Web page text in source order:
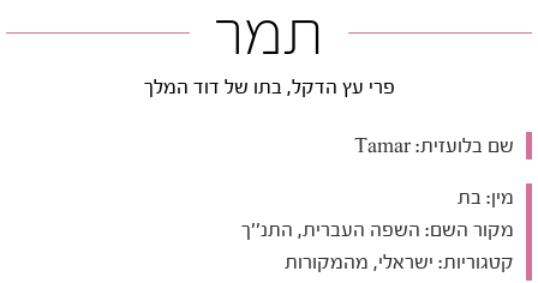
תמר
פרי עץ הדקל, בתו של דוד המלך
שם בלועזית:
מין: בת
מקור השם: השפה העברית, התנ''ך
קטגוריות: ישראלי, מהמקורות